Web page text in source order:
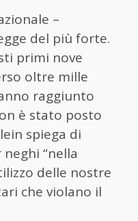
–
del più forte.
primi nove
oltre mille
raggiunto
è stato posto
spiega di
“nella
delle nostre
che violano il